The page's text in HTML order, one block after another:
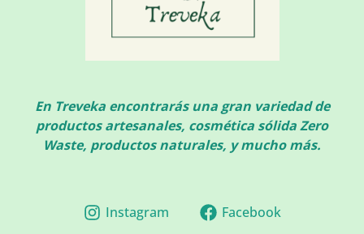
En Treveka encontrarás una gran variedad de
productos artesanales, cosmética sólida Zero
Waste, productos naturales, y mucho más.
Instagram Facebook